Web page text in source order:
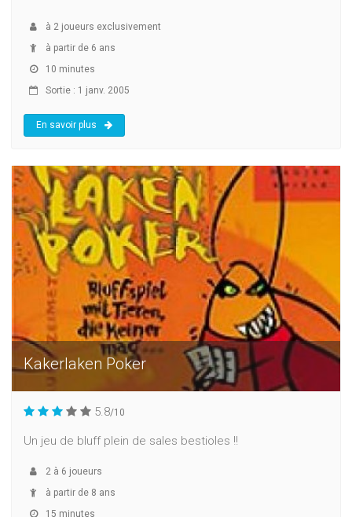
à 2 joueurs exclusivement
à partir de 6 ans
10 minutes
Sortie : 1 janv. 2005
En savoir plus
Kakerlaken Poker
5.8/10
Un jeu de bluff plein de sales bestioles !!
2 à 6 joueurs
à partir de 8 ans
15 minutes